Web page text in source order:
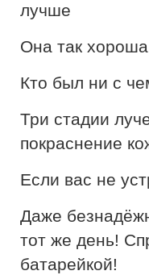
лучше
Она так
Кто был ни с
Три стадии
покраснение
Если вас не
Даже
тот же день!
батарейкой!